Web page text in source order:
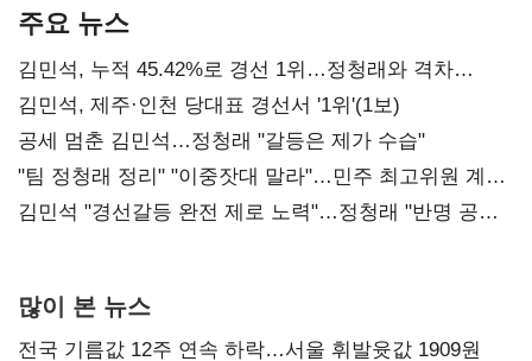
주요 뉴스
김민석, 누적 45.42%로 경선 1위…정청래와 격차
0.86%p(2보)
김민석, 제주·인천 당대표 경선서 '1위'(1보)
공세 멈춘 김민석…정청래 "갈등은 제가 수습"
"팀 정청래 정리" "이중잣대 말라"…민주 최고위원 계파
다툼 격화
김민석 "경선갈등 완전 제로 노력"…정청래 "반명 공세
많이 본 뉴스
전국 기름값 12주 연속 하락…서울 휘발윳값 1909원